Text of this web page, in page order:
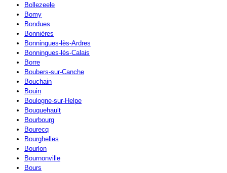
Bollezeele
Bomy
Bondues
Bonnières
Bonningues-lès-Ardres
Bonningues-lès-Calais
Borre
Boubers-sur-Canche
Bouchain
Bouin
Boulogne-sur-Helpe
Bouquehault
Bourbourg
Bourecq
Bourghelles
Bourlon
Bournonville
Bours